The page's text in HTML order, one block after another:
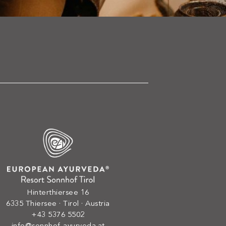
Hinterthiersee 16
6335 Thiersee · Tirol · Austria
+43 5376 5502